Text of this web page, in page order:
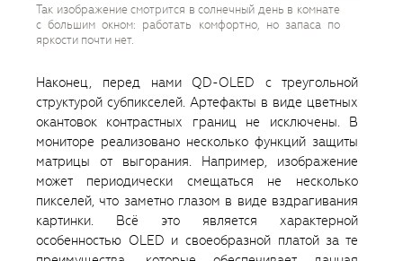
Так изображение смотрится в солнечный день в комнате
с большим окном: работать комфортно, но запаса по
яркости почти нет.
Наконец, перед нами QD-OLED с треугольной
структурой субпикселей. Артефакты в виде цветных
окантовок контрастных границ не исключены. В
мониторе реализовано несколько функций защиты
матрицы от выгорания. Например, изображение
может периодически смещаться не несколько
пикселей, что заметно глазом в виде вздрагивания
картинки. Всё это является характерной
особенностью OLED и своеобразной платой за те